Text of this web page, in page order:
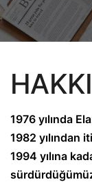
GALERİ
BİLGİ EDİNME
1976 yılında
1982 yılından
1994 yılına